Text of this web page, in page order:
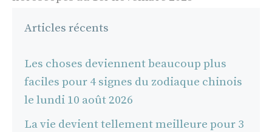
Articles récents
Les choses deviennent beaucoup plus
faciles pour 4 signes du zodiaque chinois
le lundi 10 août 2026
La vie devient tellement meilleure pour 3